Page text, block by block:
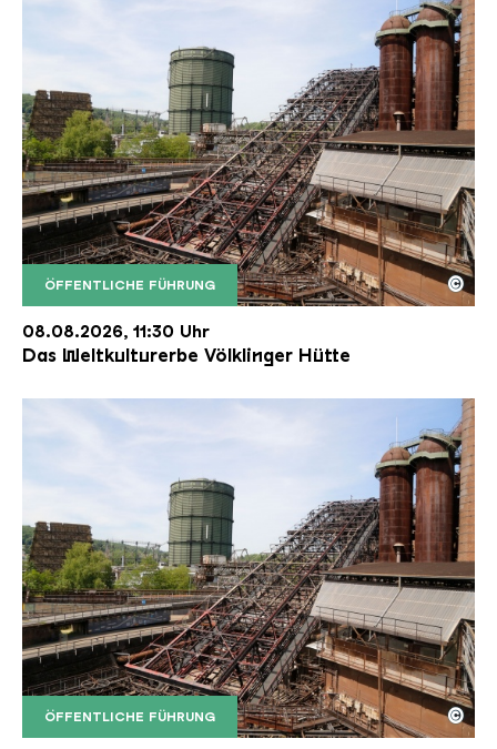
ÖFFENTLICHE FÜHRUNG
Der Erzschrägaufzug der Völklinger Hütte mit
Copyright: Weltkulturerbe Völklinger Hütte | Karl
©
08.08.2026, 11:30 Uhr
Das Weltkulturerbe Völklinger Hütte
ÖFFENTLICHE FÜHRUNG
Der Erzschrägaufzug der Völklinger Hütte mit
Copyright: Weltkulturerbe Völklinger Hütte | Karl
©